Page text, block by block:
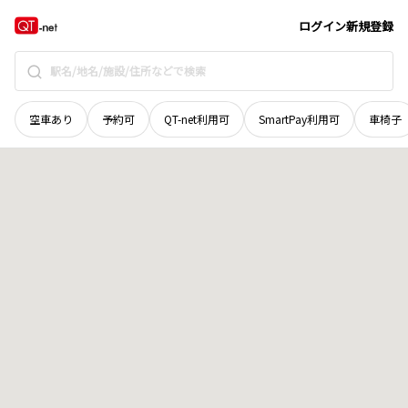
ログイン新規登録
空車あり 予約可 QT-net利用可 SmartPay利用可 車椅子
広島県